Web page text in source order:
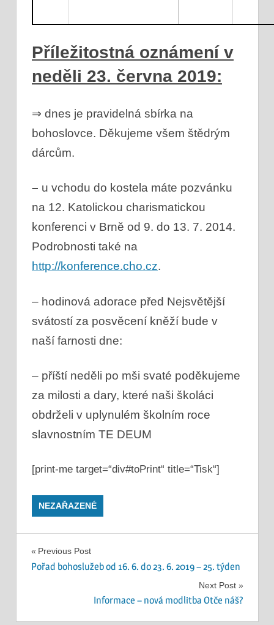
Příležitostná oznámení v
neděli 23. června 2019:
⇒ dnes je pravidelná sbírka na
bohoslovce. Děkujeme všem štědrým
dárcům.
– u vchodu do kostela máte pozvánku
na 12. Katolickou charismatickou
konferenci v Brně od 9. do 13. 7. 2014.
Podrobnosti také na
http://konference.cho.cz.
– hodinová adorace před Nejsvětější
svátostí za posvěcení kněží bude v
naší farnosti dne:
– příští neděli po mši svaté poděkujeme
za milosti a dary, které naši školáci
obdrželi v uplynulém školním roce
slavnostním TE DEUM
[print-me target=“div#toPrint“ title=“Tisk“]
NEZAŘAZENÉ
Navigace
příspěvek
Previous Post
Pořad bohoslužeb od 16. 6. do 23. 6. 2019 – 25. týden
Next Post
Informace – nová modlitba Otče náš?